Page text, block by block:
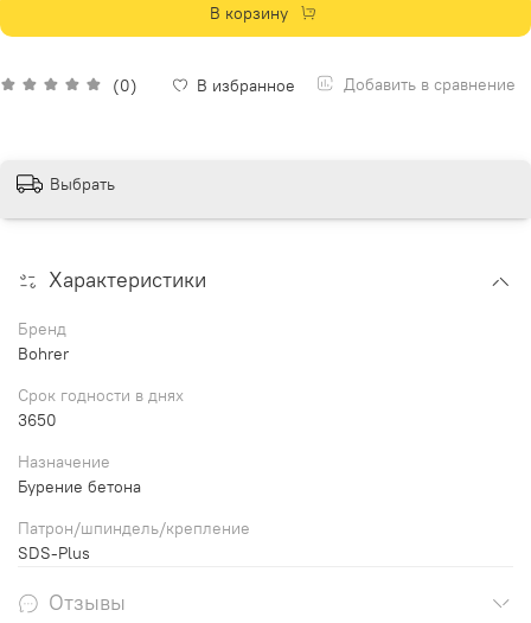
(0) В избранное Добавить в сравнение
В корзину
Выбрать
Характеристики
Бренд
Bohrer
Срок годности в днях
3650
Назначение
Бурение бетона
Патрон/шпиндель/крепление
SDS-Plus
Отзывы